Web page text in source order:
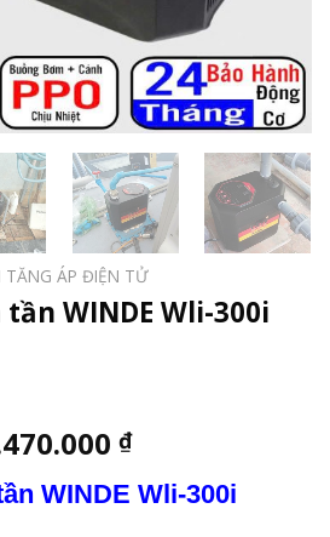
TĂNG ÁP ĐIỆN TỬ
WINDE Wli-300i
₫Giá
tại
WINDE Wli-300i